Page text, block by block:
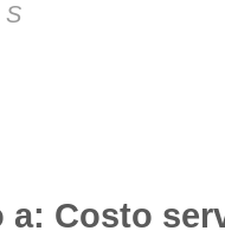
S
a: Costo